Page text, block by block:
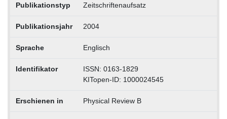
Publikationstyp Zeitschriftenaufsatz
Publikationsjahr 2004
Sprache Englisch
Identifikator
ISSN: 0163-1829
KITopen-ID: 1000024545
Erschienen in Physical Review B